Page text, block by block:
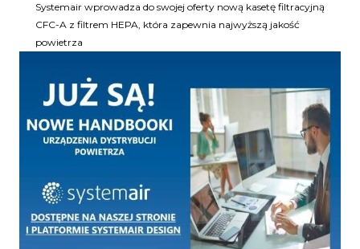
Systemair wprowadza do swojej oferty nową kasetę filtracyjną
CFC-A z filtrem HEPA, która zapewnia najwyższą jakość
powietrza